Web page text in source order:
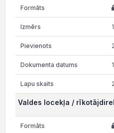
2
Valdes locekļa /